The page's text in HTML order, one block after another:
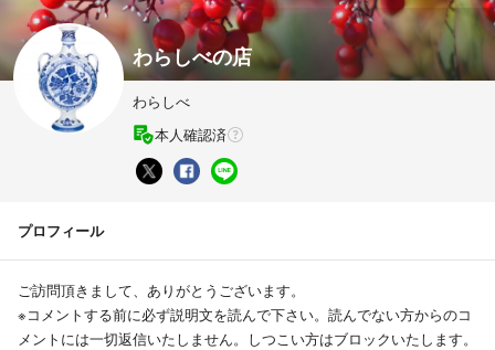
わらしべの店
わらしべ
本人確認済
プロフィール
ご訪問頂きまして、ありがとうございます。
※コメントする前に必ず説明文を読んで下さい。読んでない方からのコ
メントには一切返信いたしません。しつこい方はブロックいたします。